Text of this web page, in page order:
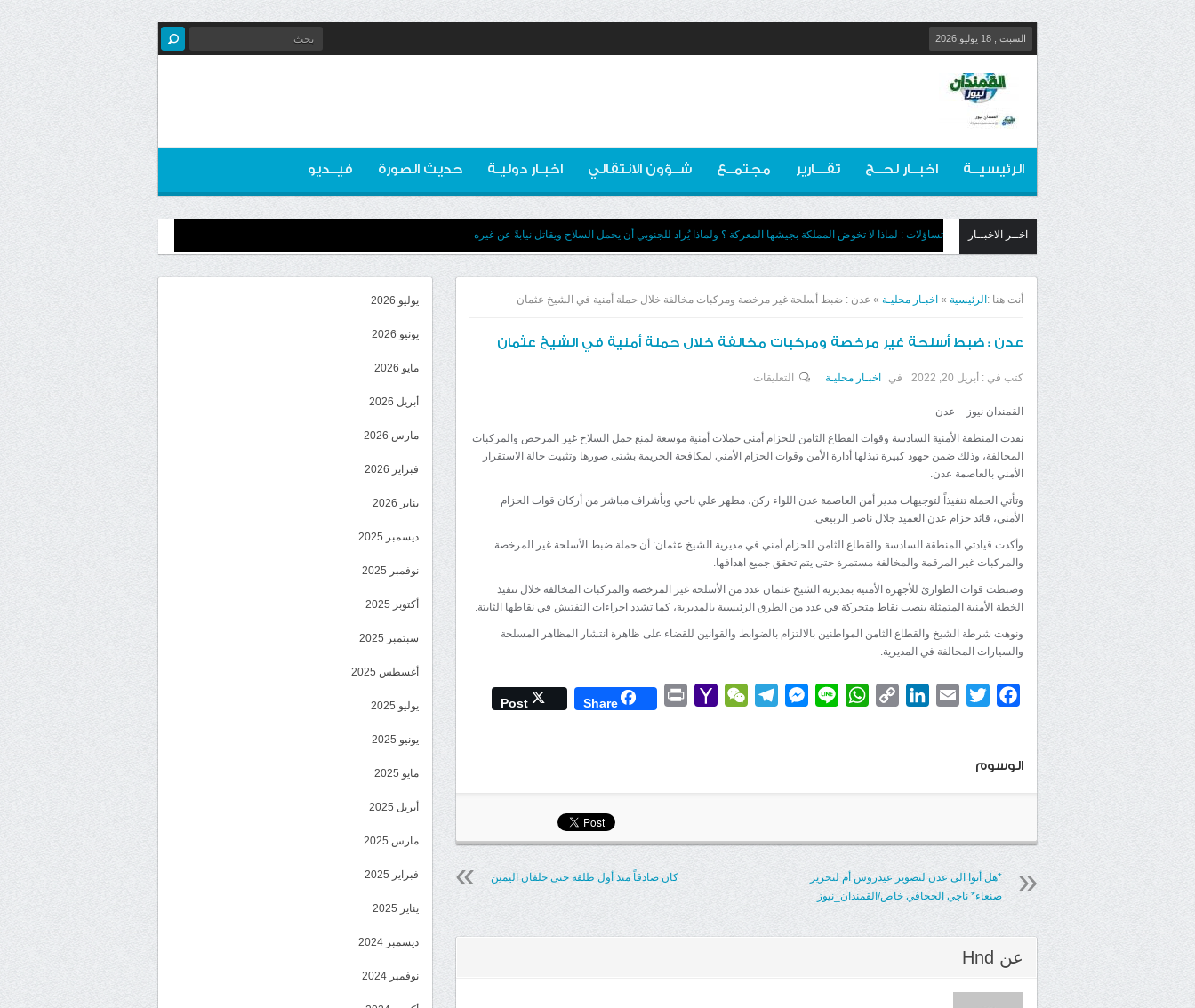
السبت , 18 يوليو 2026
الرئيسيــة اخبــار لحــج تقـــارير مجتمــع شــؤون الانتقالي اخبـار دوليـة حديث الصورة فيــديو
اخــر الاخبــار تساؤلات : لماذا لا تخوض المملكة بجيشها المعركة ؟ ولماذا يُراد للجنوبي أن يحمل السلاح ويقاتل نيابةً عن غيره
أنت هنا : الرئيسية » اخبـار محليـة » عدن : ضبط أسلحة غير مرخصة ومركبات مخالفة خلال حملة أمنية في الشيخ عثمان
عدن : ضبط أسلحة غير مرخصة ومركبات مخالفة خلال حملة أمنية في الشيخ عثمان
كتب في : أبريل 20, 2022 في اخبـار محليـة التعليقات
ضبط
أسلحة
مرخصة
مخالفة
حملة
عثمان
مغلقة
القمندان نيوز – عدن
نفذت المنطقة الأمنية السادسة وقوات القطاع الثامن للحزام أمني حملات أمنية موسعة لمنع حمل السلاح غير المرخص والمركبات
المخالفة، وذلك ضمن جهود كبيرة تبذلها أدارة الأمن وقوات الحزام الأمني لمكافحة الجريمة بشتى صورها وتثبيت حالة الاستقرار
الأمني بالعاصمة عدن.
وتأتي الحملة تنفيذاً لتوجيهات مدير أمن العاصمة عدن اللواء ركن، مطهر علي ناجي وبأشراف مباشر من أركان قوات الحزام
الأمني، قائد حزام عدن العميد جلال ناصر الربيعي.
وأكدت قيادتي المنطقة السادسة والقطاع الثامن للحزام أمني في مديرية الشيخ عثمان: أن حملة ضبط الأسلحة غير المرخصة
والمركبات غير المرقمة والمخالفة مستمرة حتى يتم تحقق جميع اهدافها.
وضبطت قوات الطوارئ للأجهزة الأمنية بمديرية الشيخ عثمان عدد من الأسلحة غير المرخصة والمركبات المخالفة خلال تنفيذ
الخطة الأمنية المتمثلة بنصب نقاط متحركة في عدد من الطرق الرئيسية بالمديرية، كما تشدد اجراءات التفتيش في نقاطها الثابتة.
ونوهت شرطة الشيخ والقطاع الثامن المواطنين بالالتزام بالضوابط والقوانين للقضاء على ظاهرة انتشار المظاهر المسلحة
والسيارات المخالفة في المديرية.
Facebook
Twitter
Email
LinkedIn
Copy
WhatsApp
Line
Messenger
Telegram
WeChat
Yahoo
Print
Share
Post
الوسوم
كان صادقاً منذ أول طلقة حتى حلفان اليمين
*هل أتوا الى عدن لتصوير عيدروس أم لتحرير
صنعاء* ناجي الجحافي خاص/القمندان_نيوز
عن Hnd
يوليو 2026
يونيو 2026
مايو 2026
أبريل 2026
مارس 2026
فبراير 2026
يناير 2026
ديسمبر 2025
نوفمبر 2025
أكتوبر 2025
سبتمبر 2025
أغسطس 2025
يوليو 2025
يونيو 2025
مايو 2025
أبريل 2025
مارس 2025
فبراير 2025
يناير 2025
ديسمبر 2024
نوفمبر 2024